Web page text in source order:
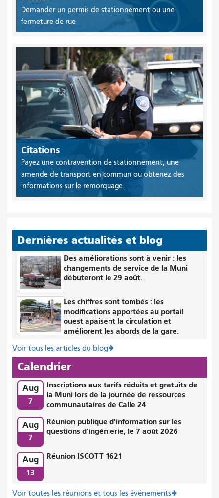
Demander un permis de stationnement ou une
fermeture de rue
Citations
Payez une contravention de stationnement, une
amende de transport en commun ou obtenez des
informations sur le remorquage.
Dernières actualités et blog
Des améliorations sont à venir : les
changements de service de la Muni
débuteront le 29 août.
Les chiffres sont tombés : les
modifications apportées au portail
ouest apaisent la circulation et
améliorent les abords de la gare.
Voir tous les articles du blog
Calendrier
Aug
7
Inscriptions aux tarifs réduits et gratuits de
la Muni lors de la journée de ressources
communautaires de Calle 24
Aug
7
Réunion publique d'information sur les
questions d'ingénierie, le 7 août 2026
Aug
13
Réunion ISCOTT 1621
Voir toutes les réunions et tous les événements